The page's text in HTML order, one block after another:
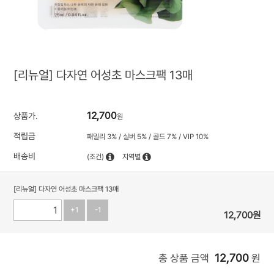
[리뉴얼] 다자연 어성초 마스크팩 13매
상품가. 12,700원
적립금 패밀리 3% / 실버 5% / 골드 7% / VIP 10%
배송비 (조건) 지역별
[리뉴얼] 다자연 어성초 마스크팩 13매
+1 -1 12,700원
총 상품 금액 12,700 원